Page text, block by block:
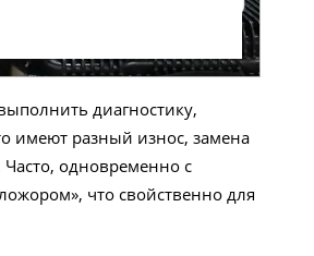
диагностику,
имеют разный износ, замена
одновременно с
что свойственно для